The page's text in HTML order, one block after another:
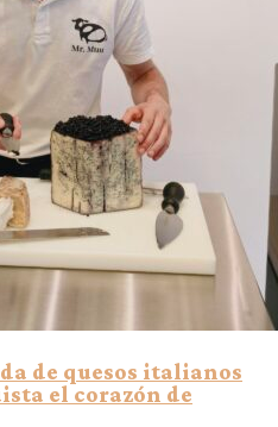
de quesos italianos
el corazón de